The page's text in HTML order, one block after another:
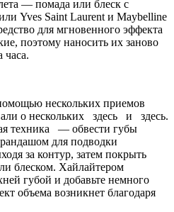
— помада или блеск с
Yves Saint Laurent и Maybelline
для мгновенного эффекта
поэтому наносить их заново
часа.
нескольких приемов
о нескольких здесь и здесь.
техника — обвести губы
для подводки
за контур, затем покрыть
блеском. Хайлайтером
губой и добавьте немного
объема возникнет благодаря